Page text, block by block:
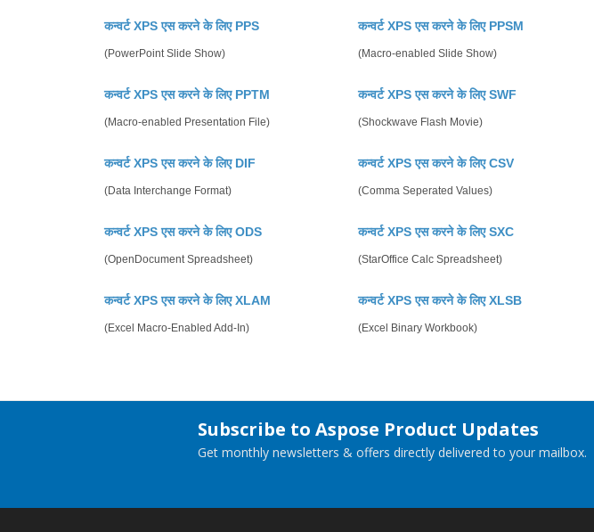
कन्वर्ट XPS एस करने के लिए PPS
(PowerPoint Slide Show)
कन्वर्ट XPS एस करने के लिए PPSM
(Macro-enabled Slide Show)
कन्वर्ट XPS एस करने के लिए PPTM
(Macro-enabled Presentation File)
कन्वर्ट XPS एस करने के लिए SWF
(Shockwave Flash Movie)
कन्वर्ट XPS एस करने के लिए DIF
(Data Interchange Format)
कन्वर्ट XPS एस करने के लिए CSV
(Comma Seperated Values)
कन्वर्ट XPS एस करने के लिए ODS
(OpenDocument Spreadsheet)
कन्वर्ट XPS एस करने के लिए SXC
(StarOffice Calc Spreadsheet)
कन्वर्ट XPS एस करने के लिए XLAM
(Excel Macro-Enabled Add-In)
कन्वर्ट XPS एस करने के लिए XLSB
(Excel Binary Workbook)
Subscribe to Aspose Product Updates
Get monthly newsletters & offers directly delivered to your mailbox.